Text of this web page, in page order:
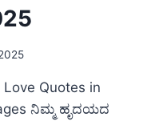
Quotes in
ನಿಮ್ಮ ಹೃದಯದ